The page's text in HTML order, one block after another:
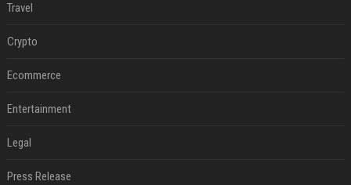
Travel
Crypto
Ecommerce
Entertainment
Legal
Press Release